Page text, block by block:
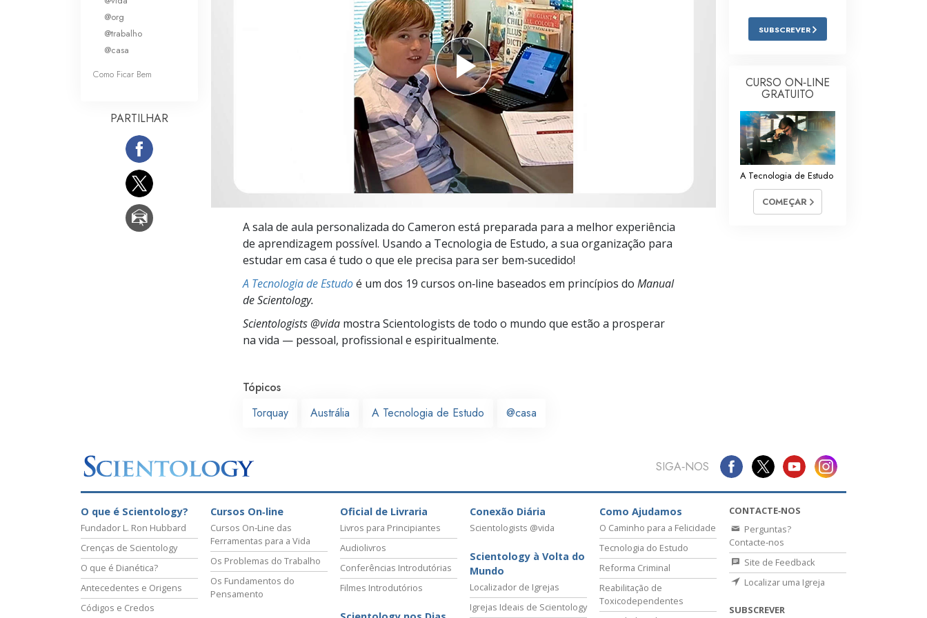
Respostas às Drogas
Ética e as Condições
A Causa da Supressão
Bases da Organização
Fundamentos das Relações Públicas
A sala de aula personalizada do Cameron está preparada para a melhor experiência
de aprendizagem possível. Usando a Tecnologia de Estudo, a sua organização para
estudar em casa é tudo o que ele precisa para ser bem‑sucedido!
A Tecnologia de Estudoé um dos 19 cursos on‑line baseados em princípios do Manual
de Scientology.
Scientologists @vida mostra Scientologists de todo o mundo que estão a prosperar
na vida — pessoal, profissional e espiritualmente.
Tópicos
Torquay
Austrália A Tecnologia de Estudo @casa
@org
@trabalho
@casa
Como Ficar Bem
PARTILHAR
SUBSCREVER
CURSO ON‑LINE
GRATUITO
A Tecnologia de Estudo
COMEÇAR
SIGA‑NOS
O que é Scientology?
Fundador L. Ron Hubbard
Crenças de Scientology
O que é Dianética?
Antecedentes e Origens
Códigos e Credos
Cursos On‑line
Cursos On‑Line das
Ferramentas para a Vida
Os Problemas do Trabalho
Os Fundamentos do
Pensamento
Oficial de Livraria
Livros para Principiantes
Audiolivros
Conferências Introdutórias
Filmes Introdutórios
Conexão Diária
Scientologists @vida
Scientology à Volta do
Mundo
Localizador de Igrejas
Igrejas Ideais de Scientology
Como Ajudamos
O Caminho para a Felicidade
Tecnologia do Estudo
Reforma Criminal
Reabilitação de
Toxicodependentes
CONTACTE‑NOS
Perguntas?
Contacte‑nos
Site de Feedback
Localizar uma Igreja
SUBSCREVER